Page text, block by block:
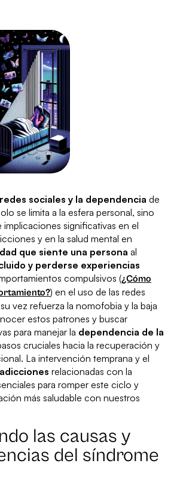
redes sociales y la dependencia de
se limita a la esfera personal, sino
implicaciones significativas en el
y en la salud mental en
que siente una persona al
y perderse experiencias
compulsivos (¿Cómo
) en el uso de las redes
vez refuerza la nomofobia y la baja
estos patrones y buscar
para manejar la dependencia de la
cruciales hacia la recuperación y
La intervención temprana y el
relacionadas con la
para romper este ciclo y
más saludable con nuestros
las causas y
del síndrome